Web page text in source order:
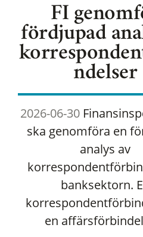
FI
fördjupad
ndelser
2026-06-30
ska genomföra en
analys av
banksektorn.
en